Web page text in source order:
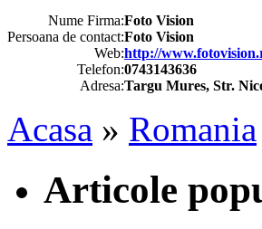
Nume Firma:Foto Vision
Persoana de contact:Foto Vision
Web:http://
Telefon:0743143636
Adresa:Targu Mures, Str.
Acasa » Romania
Articole